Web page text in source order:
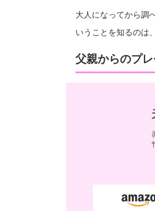
大人になってから調
いうことを知るのは
父親からのプ